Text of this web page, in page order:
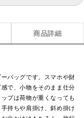
商品詳細
バッグです。スマホや財
で、小物をそのまま仕分
プは荷物が重くなっても
持ちや肩掛け、斜め掛け